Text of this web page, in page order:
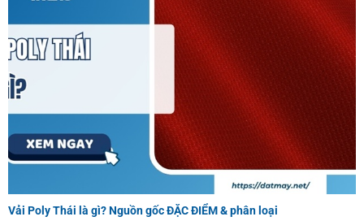
Vải Poly Thái là gì? Nguồn gốc ĐẶC ĐIỂM & phân loại